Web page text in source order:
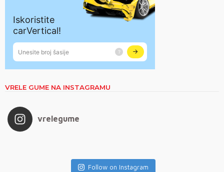
VRELE GUME NA INSTAGRAMU
vrelegume
Follow on Instagram